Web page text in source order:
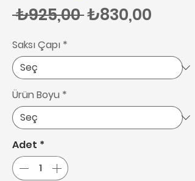
₺925,00 Normal Fiyat
₺830,00
Saksı Çapı *
Ürün Boyu *
Adet *